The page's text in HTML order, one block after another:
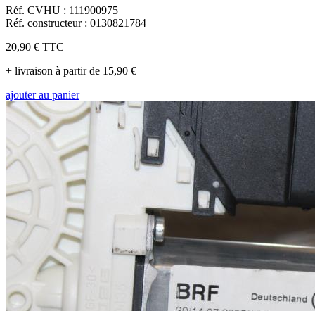
Réf. CVHU : 111900975
Réf. constructeur : 0130821784
20,90 € TTC
+ livraison à partir de 15,90 €
ajouter au panier